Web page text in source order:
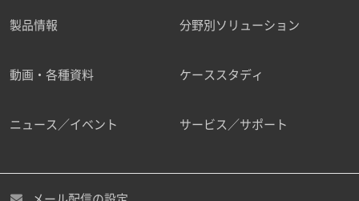
製品情報 分野別ソリューション
動画・各種資料 ケーススタディ
ニュース／イベント サービス／サポート